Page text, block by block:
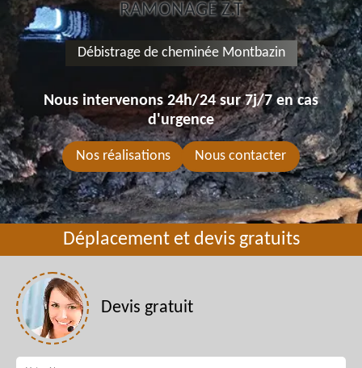
RAMONAGE Z.T
Débistrage de cheminée Montbazin
Nous intervenons 24h/24 sur 7j/7 en cas
d'urgence
Nos réalisations Nous contacter
Déplacement et devis gratuits
Devis gratuit